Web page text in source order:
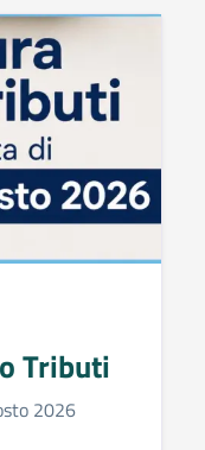
Tributi
2026